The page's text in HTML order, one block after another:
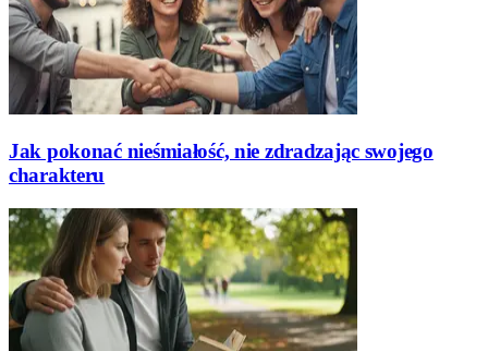
Jak pokonać nieśmiałość, nie zdradzając swojego
charakteru